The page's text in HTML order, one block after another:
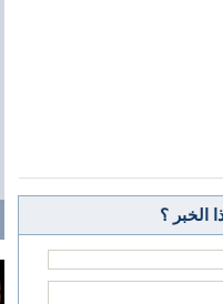
الخبر ؟